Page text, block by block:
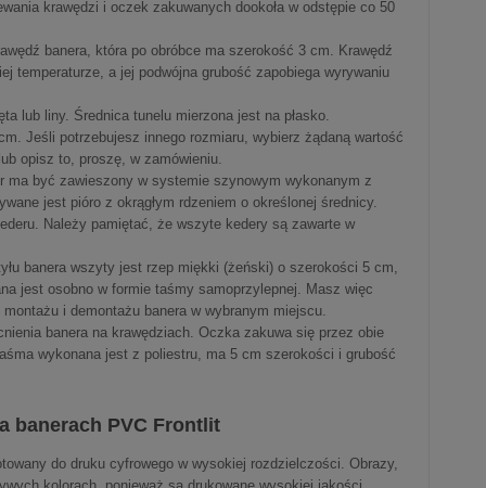
krawędzi i oczek zakuwanych dookoła w odstępie co 50
banera, która po obróbce ma szerokość 3 cm. Krawędź
temperaturze, a jej podwójna grubość zapobiega wyrywaniu
lub liny. Średnica tunelu mierzona jest na płasko.
Jeśli potrzebujesz innego rozmiaru, wybierz żądaną wartość
opisz to, proszę, w zamówieniu.
być zawieszony w systemie szynowym wykonanym z
jest pióro z okrągłym rdzeniem o określonej średnicy.
Należy pamiętać, że wszyte kedery są zawarte w
banera wszyty jest rzep miękki (żeński) o szerokości 5 cm,
jest osobno w formie taśmy samoprzylepnej. Masz więc
i demontażu banera w wybranym miejscu.
banera na krawędziach. Oczka zakuwa się przez obie
wykonana jest z poliestru, ma 5 cm szerokości i grubość
banerach PVC Frontlit
do druku cyfrowego w wysokiej rozdzielczości. Obrazy,